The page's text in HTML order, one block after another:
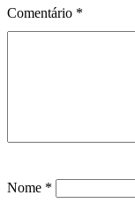
Comentário *
Nome *